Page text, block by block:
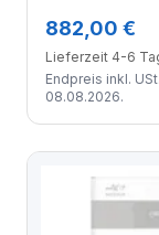
882,00 €
Lieferzeit 4-6
Endpreis inkl.
08.08.2026.